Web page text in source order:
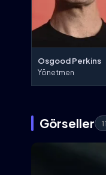
Osgood Perkins
Yönetmen
Görseller